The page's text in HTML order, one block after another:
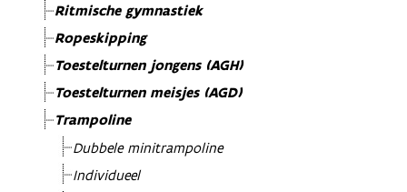
Ritmische gymnastiek
Ropeskipping
Toestelturnen jongens (AGH)
Toestelturnen meisjes (AGD)
Trampoline
Dubbele minitrampoline
Individueel